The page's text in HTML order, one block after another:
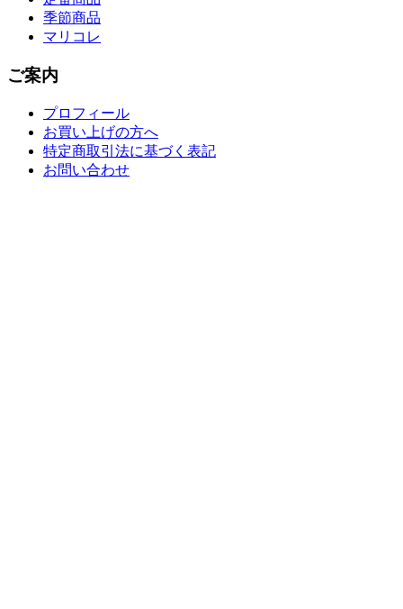
季節商品
マリコレ
ご案内
プロフィール
お買い上げの方へ
特定商取引法に基づく表記
お問い合わせ